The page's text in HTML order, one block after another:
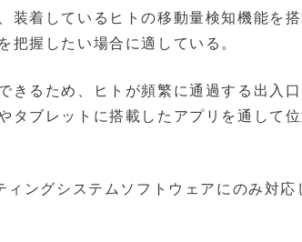
装着しているヒトの移動量検知機能を
把握したい場合に適している。
きるため、ヒトが頻繁に通過する出入
タブレットに搭載したアプリを通して
ィングシステムソフトウェアにのみ対